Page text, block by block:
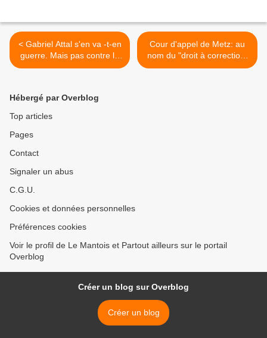
< Gabriel Attal s'en va -t-en
guerre. Mais pas contre la
finance, les actionnaires et
Cour d'appel de Metz: au
nom du "droit à correction"
relaxe d'un policier accusé
Hébergé par Overblog
Top articles
Pages
Contact
Signaler un abus
C.G.U.
Cookies et données personnelles
Préférences cookies
Voir le profil de Le Mantois et Partout ailleurs sur le portail
Overblog
Créer un blog sur Overblog
Créer un blog